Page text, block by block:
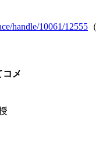
handle/10061/12555
コメ
授